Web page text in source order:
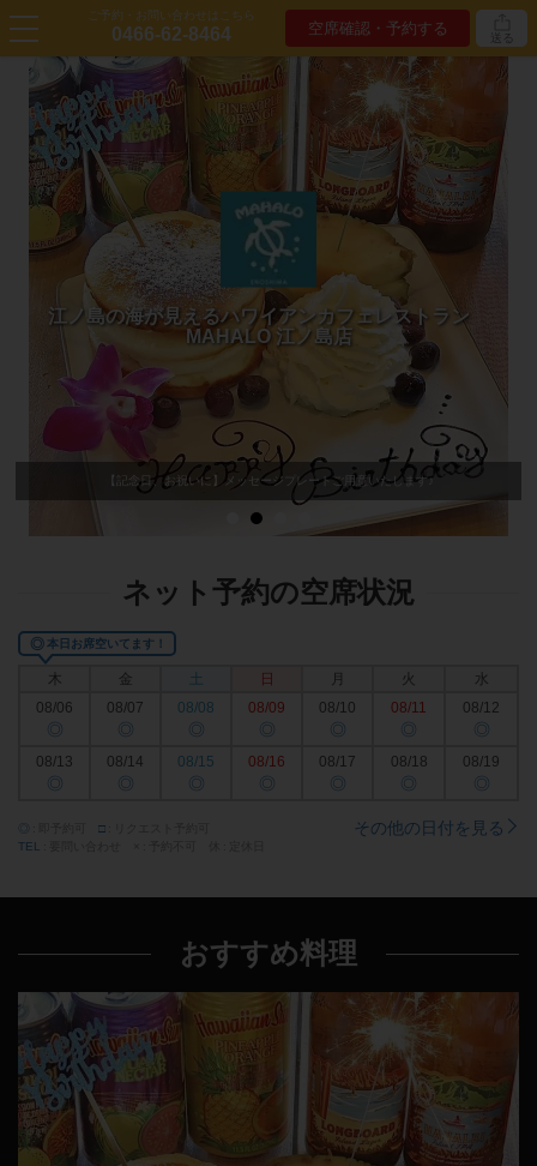
ご予約・お問い合わせはこちら
0466-62-8464 空席確認・予約する 送る
江ノ島の海が見えるハワイアンカフェレストラン
MAHALO 江ノ島店
【記念日、お祝いに】メッセージプレートご用意いたします♪
ネット予約の空席状況
◎本日お席空いてます！
木 金 土 日 火
水
08/06
◎
08/07
◎
08/08
◎
08/09
◎
08/10
◎
08/11
◎
08/12
◎
08/13
◎
08/14
◎
08/15
◎
08/16
◎
08/17
◎
08/18
◎
08/19
◎
□
TEL
その他の日付を見る
おすすめ料理